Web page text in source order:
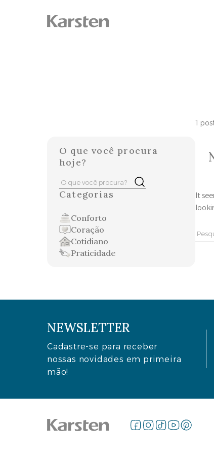
1
It
por:
O que você procura
hoje?
Pesquisar
por:
Buscar
Categorias
Conforto
Coração
Cotidiano
Praticidade
NEWSLETTER
Cadastre-se para receber
nossas novidades em primeira
mão!